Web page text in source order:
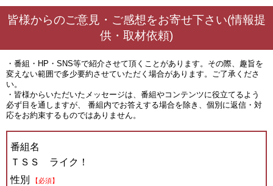
皆様からのご意見・ご感想をお寄せ下さい(情報提
供・取材依頼)
・番組・HP・SNS等で紹介させて頂くことがあります。その際、趣旨を
変えない範囲で多少要約させていただく場合があります。ご了承くださ
い。
・皆様からいただいたメッセージは、番組やコンテンツに役立てるよう
必ず目を通しますが、 番組内でお答えする場合を除き、個別に返信・対
応をお約束するものではありません。
番組名
ＴＳＳ ライク！
性別
【必須】